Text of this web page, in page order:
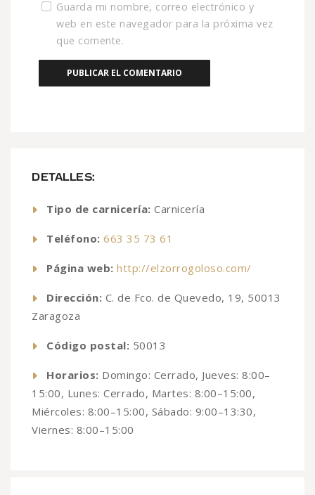
DETALLES:
Tipo de carnicería: Carnicería
Teléfono: 663 35 73 61
Página web: http://elzorrogoloso.com/
Dirección: C. de Fco. de Quevedo, 19, 50013
Zaragoza
Código postal: 50013
Horarios: Domingo: Cerrado, Jueves: 8:00–
15:00, Lunes: Cerrado, Martes: 8:00–15:00,
Miércoles: 8:00–15:00, Sábado: 9:00–13:30,
Viernes: 8:00–15:00
Guarda mi nombre, correo electrónico y
web en este navegador para la próxima vez
que comente.